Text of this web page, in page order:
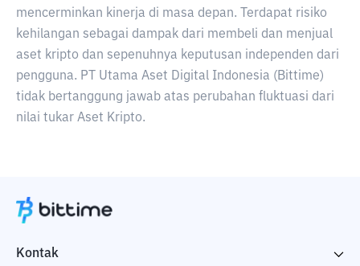
mencerminkan kinerja di masa depan. Terdapat risiko
kehilangan sebagai dampak dari membeli dan menjual
aset kripto dan sepenuhnya keputusan independen dari
pengguna. PT Utama Aset Digital Indonesia (Bittime)
tidak bertanggung jawab atas perubahan fluktuasi dari
nilai tukar Aset Kripto.
Kontak